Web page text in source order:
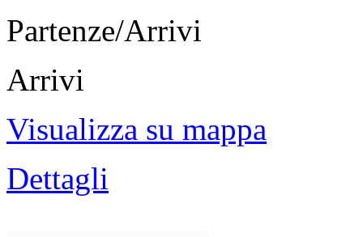
Partenze/Arrivi
Arrivi
Visualizza su mappa
Dettagli